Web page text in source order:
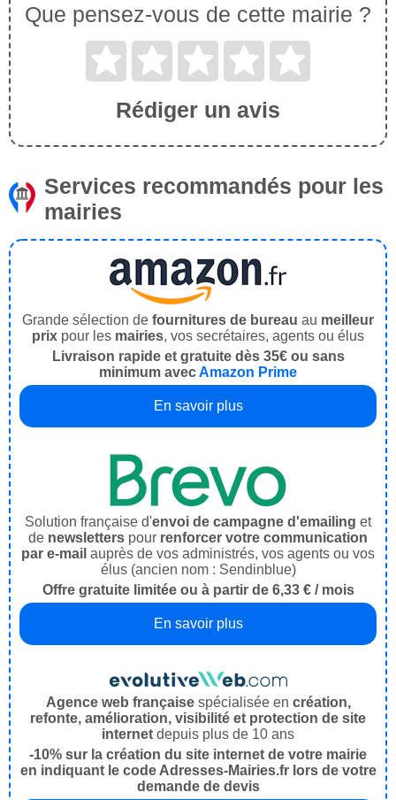
Que pensez-vous de cette mairie ?
Rédiger un avis
Services recommandés pour les
mairies
Grande sélection de fournitures de bureau au meilleur
prix pour les mairies, vos secrétaires, agents ou élus
Livraison rapide et gratuite dès 35€ ou sans
minimum avecAmazon Prime
En savoir plus
Solution française d'envoi de campagne d'emailing et
de newsletters pour renforcer votre communication
par e-mail auprès de vos administrés, vos agents ou vos
élus (ancien nom : Sendinblue)
Offre gratuite limitée ou à partir de 6,33 € / mois
En savoir plus
Agence web françaisespécialisée en création,
refonte, amélioration, visibilité et protection de site
internet depuis plus de 10 ans
-10% sur la création du site internet de votre mairie
en indiquant le code Adresses-Mairies.fr lors de votre
demande de devis